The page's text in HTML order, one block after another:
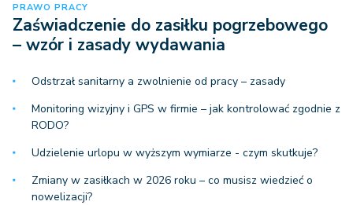
PRAWO PRACY
Zaświadczenie do zasiłku pogrzebowego
– wzór i zasady wydawania
Odstrzał sanitarny a zwolnienie od pracy – zasady
Monitoring wizyjny i GPS w firmie – jak kontrolować zgodnie z
RODO?
Udzielenie urlopu w wyższym wymiarze - czym skutkuje?
Zmiany w zasiłkach w 2026 roku – co musisz wiedzieć o
nowelizacji?